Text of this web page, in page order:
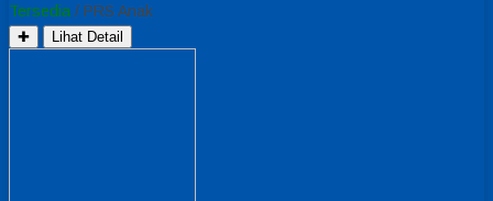
Tersedia / PRS Anak
✚ Lihat Detail